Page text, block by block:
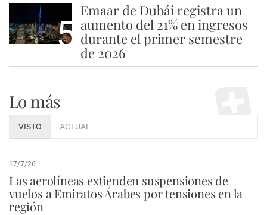
5
Emaar de Dubái registra un
aumento del 21% en ingresos
durante el primer semestre
de 2026
Lo más
VISTO ACTUAL
17/7/26
Las aerolíneas extienden suspensiones de
vuelos a Emiratos Árabes por tensiones en la
región